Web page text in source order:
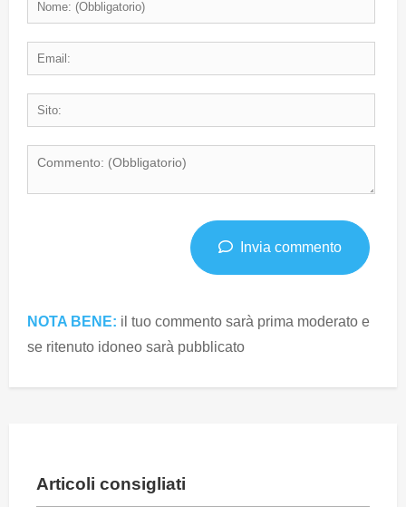
Invia commento
NOTA BENE: il tuo commento sarà prima moderato e
se ritenuto idoneo sarà pubblicato
Articoli consigliati